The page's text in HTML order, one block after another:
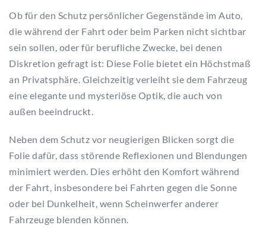
Ob für den Schutz persönlicher Gegenstände im Auto,
die während der Fahrt oder beim Parken nicht sichtbar
sein sollen, oder für berufliche Zwecke, bei denen
Diskretion gefragt ist: Diese Folie bietet ein Höchstmaß
an Privatsphäre. Gleichzeitig verleiht sie dem Fahrzeug
eine elegante und mysteriöse Optik, die auch von
außen beeindruckt.
Neben dem Schutz vor neugierigen Blicken sorgt die
Folie dafür, dass störende Reflexionen und Blendungen
minimiert werden. Dies erhöht den Komfort während
der Fahrt, insbesondere bei Fahrten gegen die Sonne
oder bei Dunkelheit, wenn Scheinwerfer anderer
Fahrzeuge blenden können.